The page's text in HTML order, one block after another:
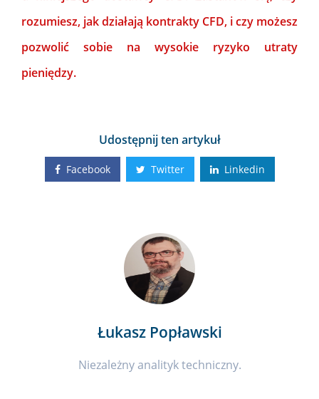
rozumiesz, jak działają kontrakty CFD, i czy możesz
pozwolić sobie na wysokie ryzyko utraty
pieniędzy.
Udostępnij ten artykuł
Facebook Twitter Linkedin
Łukasz Popławski
Niezależny analityk techniczny.